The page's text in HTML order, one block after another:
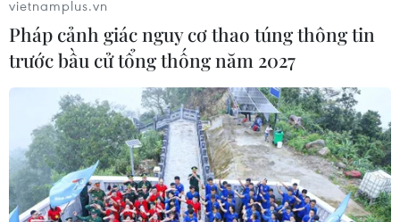
EU trừng phạt cá nhân, tổ chức Israel liên quan
các khu định cư Bờ Tây
Việt Nam kêu gọi giảm leo thang căng thẳng
tại khu vực Trung Đông
Israel thúc đẩy phê duyệt 34 khu định cư mới tại
Bờ Tây
vietnamplus.vn
Pháp cảnh giác nguy cơ thao túng thông tin
trước bầu cử tổng thống năm 2027